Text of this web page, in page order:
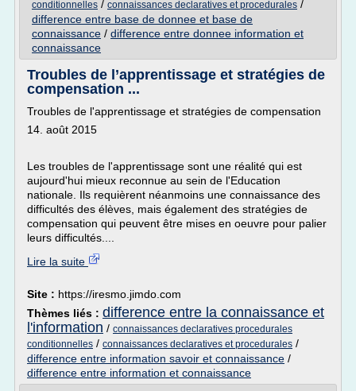
conditionnelles / connaissances declaratives et procedurales /
difference entre base de donnee et base de
connaissance / difference entre donnee information et
connaissance
Troubles de l’apprentissage et stratégies de
compensation ...
Troubles de l'apprentissage et stratégies de compensation
14. août 2015
Les troubles de l'apprentissage sont une réalité qui est
aujourd'hui mieux reconnue au sein de l'Education
nationale. Ils requièrent néanmoins une connaissance des
difficultés des élèves, mais également des stratégies de
compensation qui peuvent être mises en oeuvre pour palier
leurs difficultés....
Lire la suite
Site : https://iresmo.jimdo.com
Thèmes liés : difference entre la connaissance et
l'information / connaissances declaratives procedurales
conditionnelles / connaissances declaratives et procedurales /
difference entre information savoir et connaissance /
difference entre information et connaissance